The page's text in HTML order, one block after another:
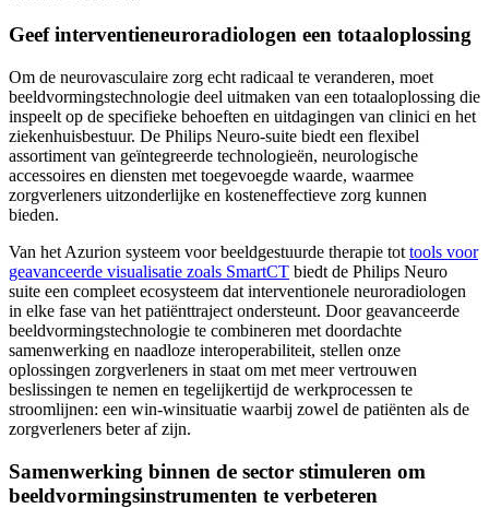
Geef interventieneuroradiologen een totaaloplossing
Om de neurovasculaire zorg echt radicaal te veranderen, moet
beeldvormingstechnologie deel uitmaken van een totaaloplossing die
inspeelt op de specifieke behoeften en uitdagingen van clinici en het
ziekenhuisbestuur. De Philips Neuro-suite biedt een flexibel
assortiment van geïntegreerde technologieën, neurologische
accessoires en diensten met toegevoegde waarde, waarmee
zorgverleners uitzonderlijke en kosteneffectieve zorg kunnen
bieden.
Van het Azurion systeem voor beeldgestuurde therapie tot tools voor
geavanceerde visualisatie zoals SmartCT biedt de Philips Neuro
suite een compleet ecosysteem dat interventionele neuroradiologen
in elke fase van het patiënttraject ondersteunt. Door geavanceerde
beeldvormingstechnologie te combineren met doordachte
samenwerking en naadloze interoperabiliteit, stellen onze
oplossingen zorgverleners in staat om met meer vertrouwen
beslissingen te nemen en tegelijkertijd de werkprocessen te
stroomlijnen: een win-winsituatie waarbij zowel de patiënten als de
zorgverleners beter af zijn.
Samenwerking binnen de sector stimuleren om
beeldvormingsinstrumenten te verbeteren